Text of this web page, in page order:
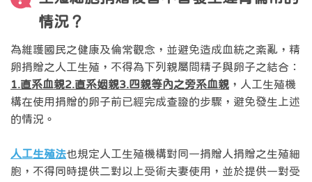
情況？
為維護國民之健康及倫常觀念，並避免造成血統之紊亂，精
卵捐贈之人工生殖，不得為下列親屬間精子與卵子之結合：
1.直系血親2.直系姻親3.四親等內之旁系血親 ，人工生殖機
構在使用捐贈的卵子前已經完成查證的步驟，避免發生上述
的情況。
人工生殖法也規定人工生殖機構對同一捐贈人捐贈之生殖細
胞，不得同時提供二對以上受術夫妻使用，並於提供一對受